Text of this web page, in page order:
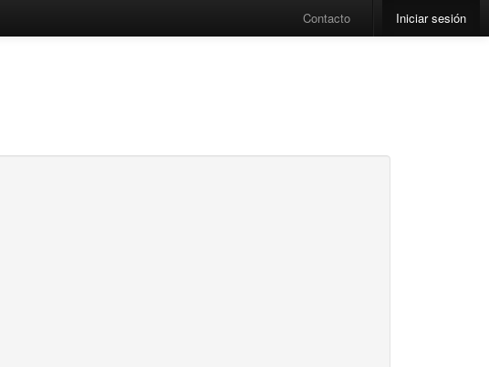
Contacto Iniciar sesión